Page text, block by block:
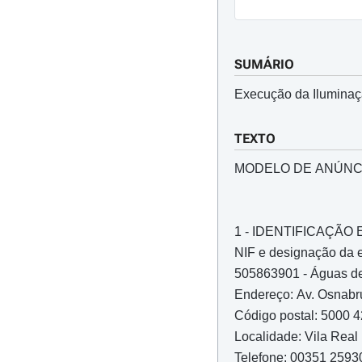
SUMÁRIO
Execução da
TEXTO
MODELO DE
1 - IDENTIFICAÇÃO
NIF e designação da
505863901 - Águas
Endereço: Av.
Código postal: 5000
Localidade: Vila Real
Telefone: 00351